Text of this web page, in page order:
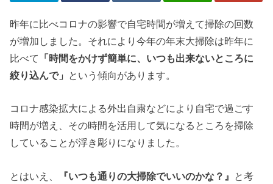
昨年に比べコロナの影響で自宅時間が増えて掃除の回数
が増加しました。それにより今年の年末大掃除は昨年に
比べて
「時間をかけず簡単に、いつも出来ないところに
絞り込んで」 という傾向があります。
コロナ感染拡大による外出自粛などにより自宅で過ごす
時間が増え、その時間を活用して気になるところを掃除
していることが浮き彫りになりました。
とはいえ、 『いつも通りの大掃除でいいのかな？』 と考